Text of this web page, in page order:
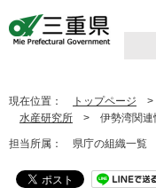
現在位置： トップページ >
水産研究所 > 伊勢湾関連
担当所属： 県庁の組織一